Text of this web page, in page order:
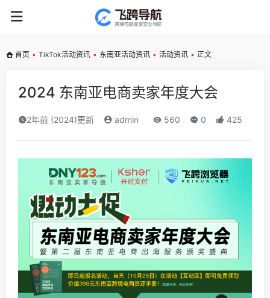
首页 • TikTok活动资讯 • 东南亚活动资讯 • 活动资讯 • 正文
2024 东南亚电商卖家年度大会
2年前 (2024)更新 admin 560 0 425